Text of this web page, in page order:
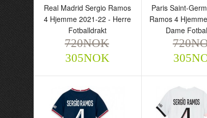
Real Madrid Sergio Ramos
4 Hjemme 2021-22 - Herre
Fotballdrakt
720NOK
305NOK
Paris Saint-
Ramos 4
Dame